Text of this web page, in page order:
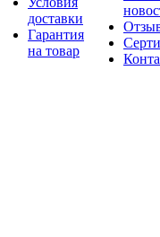
доставки
Гарантия
на товар